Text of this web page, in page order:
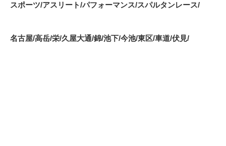
スポーツ/アスリート/パフォーマンス/スパルタンレース/
名古屋/高岳/栄/久屋大通/錦/池下/今池/東区/車道/伏見/